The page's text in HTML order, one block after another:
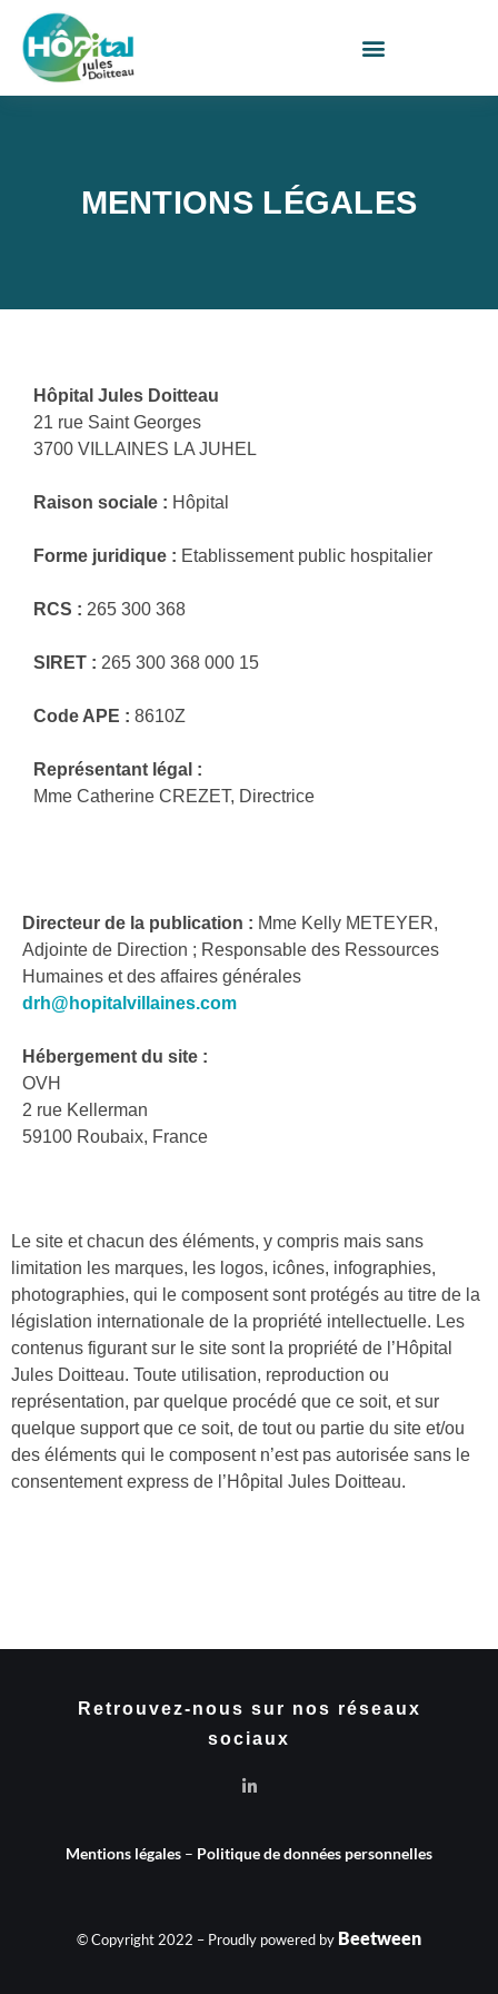
MENTIONS LÉGALES
Hôpital Jules Doitteau
21 rue Saint Georges
3700 VILLAINES LA JUHEL
Raison sociale : Hôpital
Forme juridique : Etablissement public hospitalier
RCS : 265 300 368
SIRET : 265 300 368 000 15
Code APE : 8610Z
Représentant légal :
Mme Catherine CREZET, Directrice
Directeur de la publication : Mme Kelly METEYER,
Adjointe de Direction ; Responsable des Ressources
Humaines et des affaires générales
drh@hopitalvillaines.com
Hébergement du site :
OVH
2 rue Kellerman
59100 Roubaix, France
Le site et chacun des éléments, y compris mais sans
limitation les marques, les logos, icônes, infographies,
photographies, qui le composent sont protégés au titre de la
législation internationale de la propriété intellectuelle. Les
contenus figurant sur le site sont la propriété de l’Hôpital
Jules Doitteau. Toute utilisation, reproduction ou
représentation, par quelque procédé que ce soit, et sur
quelque support que ce soit, de tout ou partie du site et/ou
des éléments qui le composent n’est pas autorisée sans le
consentement express de l’Hôpital Jules Doitteau.
Retrouvez-nous sur nos réseaux
sociaux
Mentions légales – Politique de données personnelles
© Copyright 2022 – Proudly powered by Beetween